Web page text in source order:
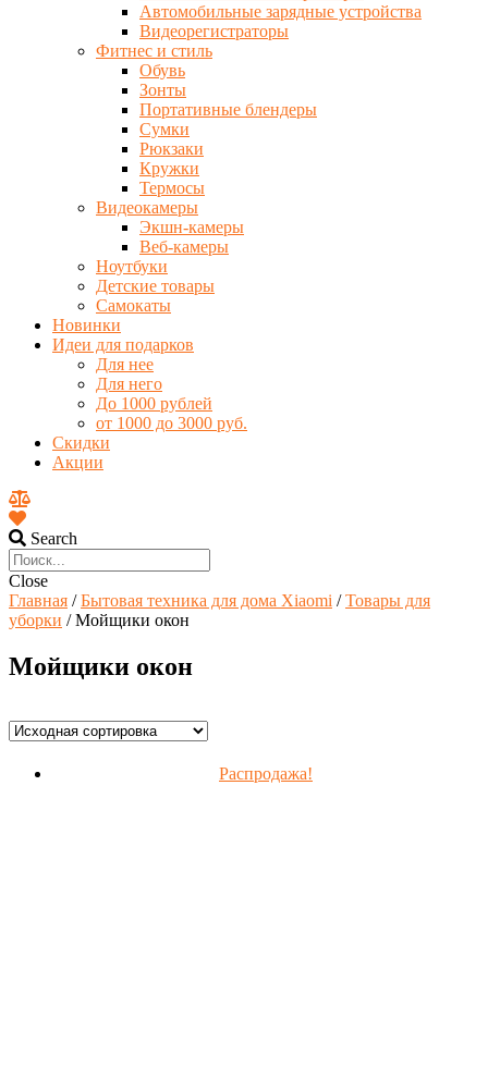
Автомобильные зарядные устройства
Видеорегистраторы
Фитнес и стиль
Обувь
Зонты
Портативные блендеры
Сумки
Рюкзаки
Кружки
Термосы
Видеокамеры
Экшн-камеры
Веб-камеры
Ноутбуки
Детские товары
Самокаты
Новинки
Идеи для подарков
Для нее
Для него
До 1000 рублей
от 1000 до 3000 руб.
Скидки
Акции
Search
Close
Главная /Бытовая техника для дома Xiaomi /Товары для
уборки / Мойщики окон
Мойщики окон
Распродажа!